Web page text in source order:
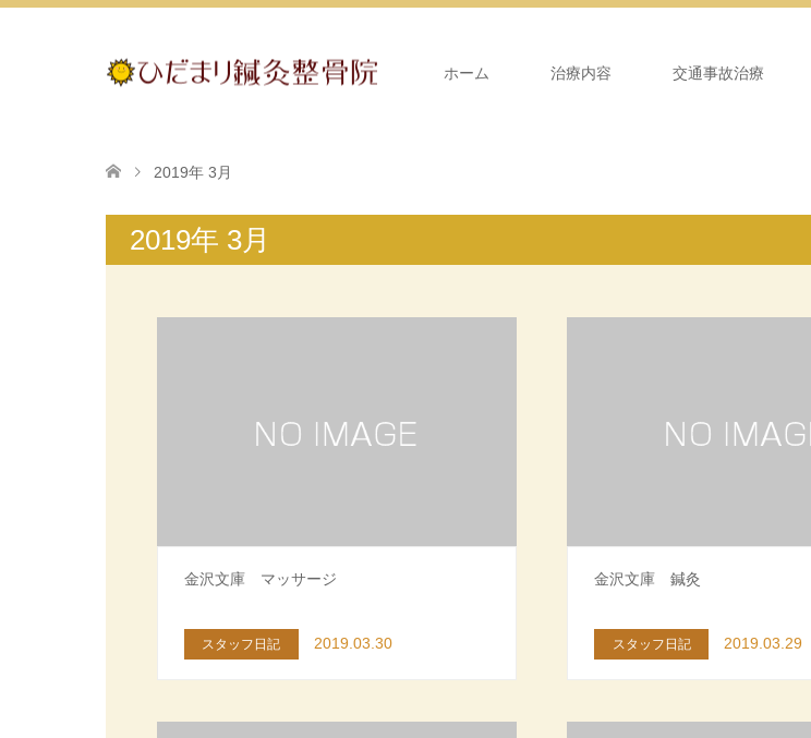
ホーム 治療内容 交通事故治療
2019年 3月
2019年 3月
金沢文庫 マッサージ
スタッフ日記 2019.03.30
金沢文庫 鍼灸
スタッフ日記 2019.03.29